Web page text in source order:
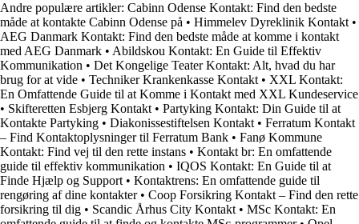
Andre populære artikler: Cabinn Odense Kontakt: Find den bedste
måde at kontakte Cabinn Odense på • Himmelev Dyreklinik Kontakt •
AEG Danmark Kontakt: Find den bedste måde at komme i kontakt
med AEG Danmark • Abildskou Kontakt: En Guide til Effektiv
Kommunikation • Det Kongelige Teater Kontakt: Alt, hvad du har
brug for at vide • Techniker Krankenkasse Kontakt • XXL Kontakt:
En Omfattende Guide til at Komme i Kontakt med XXL Kundeservice
• Skifteretten Esbjerg Kontakt • Partyking Kontakt: Din Guide til at
Kontakte Partyking • Diakonissestiftelsen Kontakt • Ferratum Kontakt
– Find Kontaktoplysninger til Ferratum Bank • Fanø Kommune
Kontakt: Find vej til den rette instans • Kontakt br: En omfattende
guide til effektiv kommunikation • IQOS Kontakt: En Guide til at
Finde Hjælp og Support • Kontaktrens: En omfattende guide til
rengøring af dine kontakter• Coop Forsikring Kontakt – Find den rette
forsikring til dig • Scandic Århus City Kontakt • MSc Kontakt: En